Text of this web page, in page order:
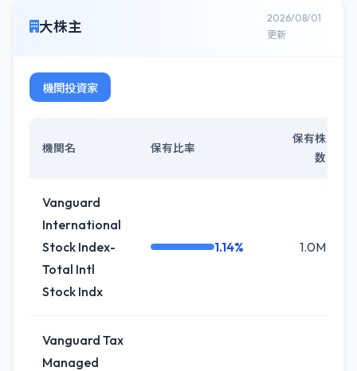
大株主
2026/08/01
更新
機関投資家
機関名 保有比率
保有株
数
Vanguard
International
Stock Index-
Total Intl
Stock Indx
1.14% 1.0M
Vanguard Tax
Managed